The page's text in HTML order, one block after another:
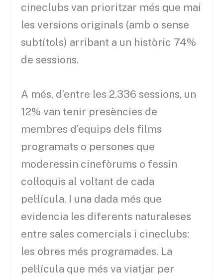
cineclubs van prioritzar més que mai
les versions originals (amb o sense
subtítols) arribant a un històric 74%
de sessions.
A més, d’entre les 2.336 sessions, un
12% van tenir presències de
membres d’equips dels films
programats o persones que
moderessin cinefòrums o fessin
col·loquis al voltant de cada
pel·lícula. I una dada més que
evidencia les diferents naturaleses
entre sales comercials i cineclubs:
les obres més programades. La
pel·lícula que més va viatjar per